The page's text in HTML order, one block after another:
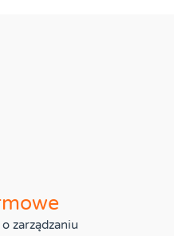
zarządzaniu